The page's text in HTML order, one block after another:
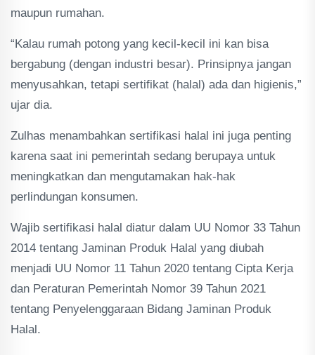
maupun rumahan.
“Kalau rumah potong yang kecil-kecil ini kan bisa
bergabung (dengan industri besar). Prinsipnya jangan
menyusahkan, tetapi sertifikat (halal) ada dan higienis,”
ujar dia.
Zulhas menambahkan sertifikasi halal ini juga penting
karena saat ini pemerintah sedang berupaya untuk
meningkatkan dan mengutamakan hak-hak
perlindungan konsumen.
Wajib sertifikasi halal diatur dalam UU Nomor 33 Tahun
2014 tentang Jaminan Produk Halal yang diubah
menjadi UU Nomor 11 Tahun 2020 tentang Cipta Kerja
dan Peraturan Pemerintah Nomor 39 Tahun 2021
tentang Penyelenggaraan Bidang Jaminan Produk
Halal.